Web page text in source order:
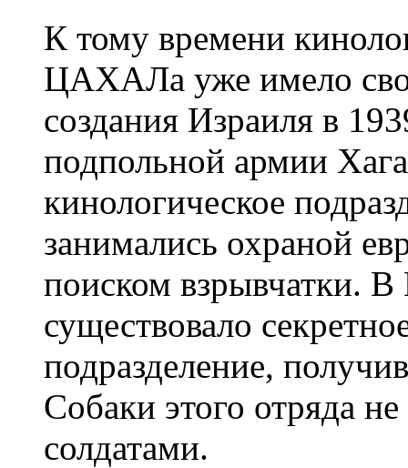
К тому времени
ЦАХАЛа уже имело
создания Израиля в
подпольной армии
кинологическое
занимались охраной
поиском взрывчатки.
существовало
подразделение,
Собаки этого отряда
солдатами.